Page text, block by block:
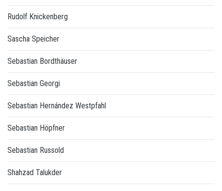
Rudolf Knickenberg
Sascha Speicher
Sebastian Bordthäuser
Sebastian Georgi
Sebastian Hernández Westpfahl
Sebastian Höpfner
Sebastian Russold
Shahzad Talukder